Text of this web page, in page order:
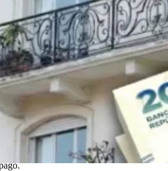
que varios bancos ajustaran sus
que reordenaron el ranking y dejaron
entidades.
elaborado por Salinas Andrés, las
sueldo en la entidad parten desde 6%
15% en Supervielle. Esa brecha de
un impacto directo en la cuota inicial, en
a 20 años, la primera cuota
$1.381.964, según el banco elegido.
más barata y la más cara, puede llegar
de distancia desde el arranque. En
familia que evalúa endeudarse a largo
si el crédito resulta viable o queda